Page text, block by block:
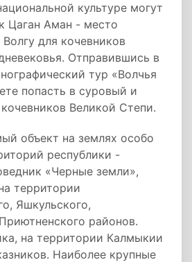
культуре могут
Цаган Аман - место
для кочевников
Отправившись в
тур «Волчья
попасть в суровый и
Великой Степи.
объект на землях особо
республики -
«Черные земли»,
территории
Яшкульского,
районов.
на территории Калмыкии
Наиболее крупные